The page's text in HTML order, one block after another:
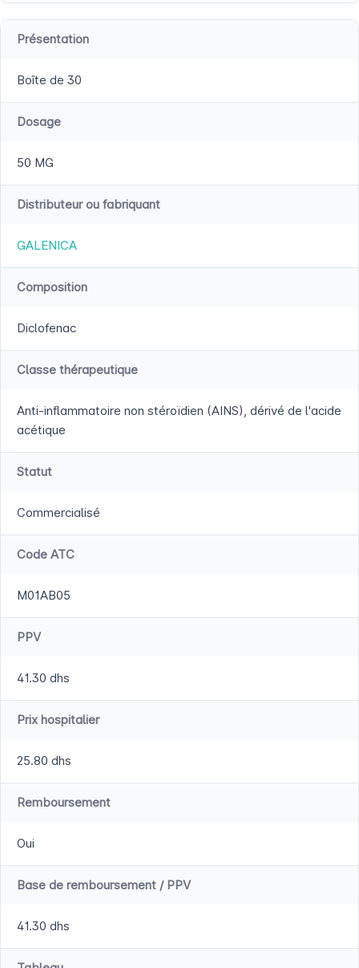
Présentation
Boîte de 30
Dosage
50 MG
Distributeur ou fabriquant
GALENICA
Composition
Diclofenac
Classe thérapeutique
Anti-inflammatoire non stéroïdien (AINS), dérivé de l'acide
acétique
Statut
Commercialisé
Code ATC
M01AB05
PPV
41.30 dhs
Prix hospitalier
25.80 dhs
Remboursement
Oui
Base de remboursement / PPV
41.30 dhs